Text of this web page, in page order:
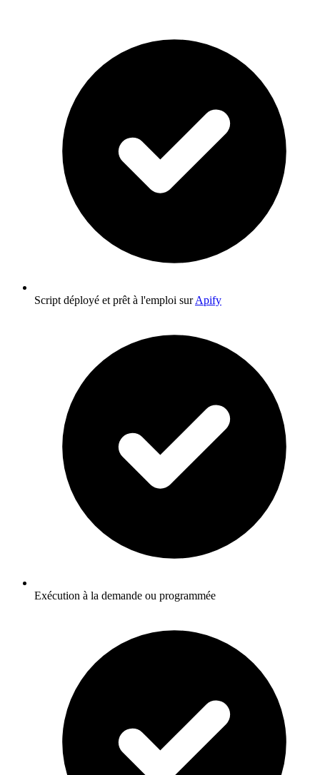
Script déployé et prêt à l'emploi surApify
Exécution à la demande ou programmée